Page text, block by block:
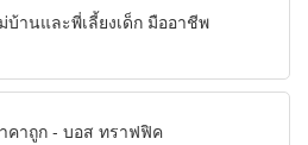
บ้านและพี่เลี้ยงเด็ก มืออาชีพ
คาถูก - บอส ทราฟฟิค